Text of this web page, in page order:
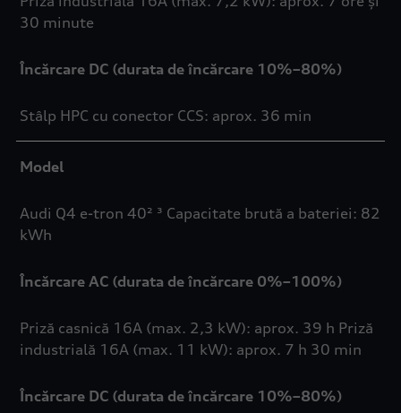
30 minute
Încărcare DC (durata de încărcare 10%–80%)
Stâlp HPC cu conector CCS: aprox. 36 min
Model
Audi Q4 e-tron 40² ³ Capacitate brută a bateriei: 82
kWh
Încărcare AC (durata de încărcare 0%–100%)
Priză casnică 16A (max. 2,3 kW): aprox. 39 h Priză
industrială 16A (max. 11 kW): aprox. 7 h 30 min
Încărcare DC (durata de încărcare 10%–80%)